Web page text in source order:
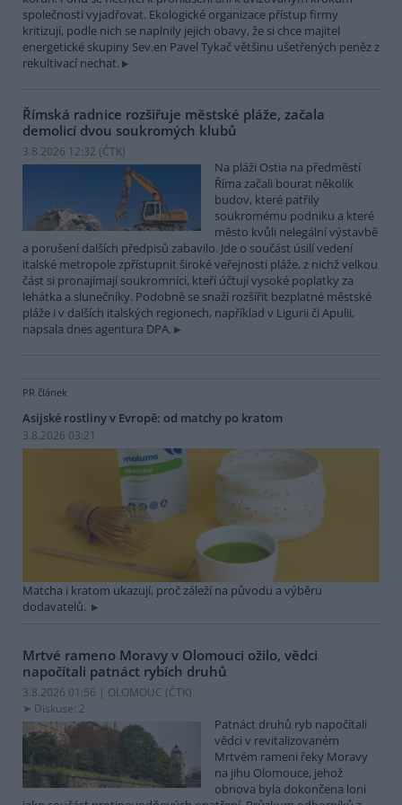
společnosti vyjadřovat. Ekologické organizace přístup firmy
kritizují, podle nich se naplnily jejich obavy, že si chce majitel
energetické skupiny Sev.en Pavel Tykač většinu ušetřených peněz z
rekultivací nechat.
Římská radnice rozšiřuje městské pláže, začala
demolicí dvou soukromých klubů
3.8.2026 12:32 (ČTK)
Na pláži Ostia na předměstí
Říma začali bourat několik
budov, které patřily
soukromému podniku a které
město kvůli nelegální výstavbě
a porušení dalších předpisů zabavilo. Jde o součást úsilí vedení
italské metropole zpřístupnit široké veřejnosti pláže, z nichž velkou
část si pronajímají soukromníci, kteří účtují vysoké poplatky za
lehátka a slunečníky. Podobně se snaží rozšířit bezplatné městské
pláže i v dalších italských regionech, například v Ligurii či Apulii,
napsala dnes agentura DPA.
PR článek
Asijské rostliny v Evropě: od matchy po kratom
3.8.2026 03:21
Matcha i kratom ukazují, proč záleží na původu a výběru
dodavatelů.
Mrtvé rameno Moravy v Olomouci ožilo, vědci
napočítali patnáct rybích druhů
3.8.2026 01:56 | OLOMOUC (ČTK)
Diskuse: 2
Patnáct druhů ryb napočítali
vědci v revitalizovaném
Mrtvém rameni řeky Moravy
na jihu Olomouce, jehož
obnova byla dokončena loni